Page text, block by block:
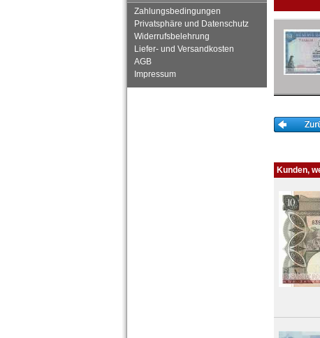
Zentralafrikanische Staaten
Zimbabwe
Zahlungsbedingungen
Privatsphäre und Datenschutz
Widerrufsbelehrung
Liefer- und Versandkosten
AGB
Impressum
Kunden,